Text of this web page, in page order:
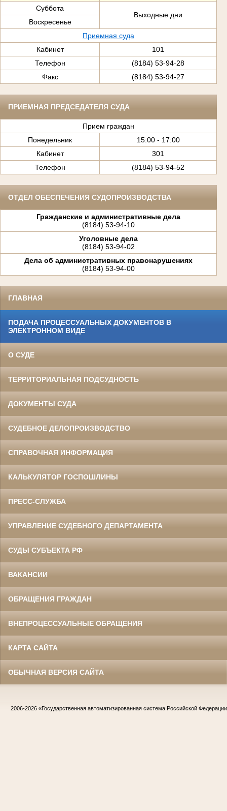
Суббота
Выходные дни
Воскресенье
Приемная суда
Кабинет
101
Телефон
(8184) 53-94-28
Факс
(8184) 53-94-27
ПРИЕМНАЯ ПРЕДСЕДАТЕЛЯ СУДА
Прием граждан
Понедельник
15:00 - 17:00
Кабинет
301
Телефон
(8184) 53-94-52
ОТДЕЛ ОБЕСПЕЧЕНИЯ СУДОПРОИЗВОДСТВА
Гражданские и административные дела
(8184) 53-94-10
Уголовные дела
(8184) 53-94-02
Дела об административных правонарушениях
(8184) 53-94-00
ГЛАВНАЯ
ПОДАЧА ПРОЦЕССУАЛЬНЫХ ДОКУМЕНТОВ В
ЭЛЕКТРОННОМ ВИДЕ
О СУДЕ
ТЕРРИТОРИАЛЬНАЯ ПОДСУДНОСТЬ
ДОКУМЕНТЫ СУДА
СУДЕБНОЕ ДЕЛОПРОИЗВОДСТВО
СПРАВОЧНАЯ ИНФОРМАЦИЯ
КАЛЬКУЛЯТОР ГОСПОШЛИНЫ
ПРЕСС-СЛУЖБА
УПРАВЛЕНИЕ СУДЕБНОГО ДЕПАРТАМЕНТА
СУДЫ СУБЪЕКТА РФ
ВАКАНСИИ
ОБРАЩЕНИЯ ГРАЖДАН
ВНЕПРОЦЕССУАЛЬНЫЕ ОБРАЩЕНИЯ
КАРТА САЙТА
ОБЫЧНАЯ ВЕРСИЯ САЙТА
2006-2026 «Государственная автоматизированная система Российской